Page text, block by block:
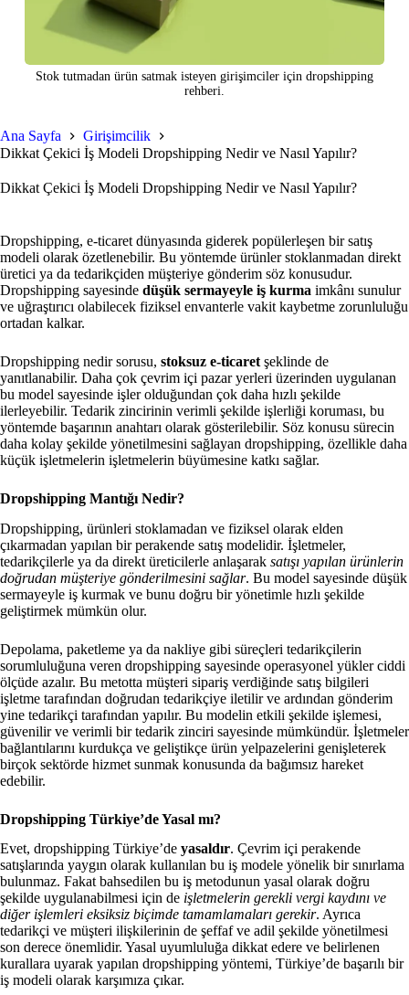
Stok tutmadan ürün satmak isteyen girişimciler için dropshipping
rehberi.
Ana Sayfa
Girişimcilik
Dikkat Çekici İş Modeli Dropshipping Nedir ve Nasıl Yapılır?
Dikkat Çekici İş Modeli Dropshipping Nedir ve Nasıl Yapılır?
Dropshipping, e-ticaret dünyasında giderek popülerleşen bir satış
modeli olarak özetlenebilir. Bu yöntemde ürünler stoklanmadan direkt
üretici ya da tedarikçiden müşteriye gönderim söz konusudur.
Dropshipping sayesinde düşük sermayeyle iş kurma imkânı sunulur
ve uğraştırıcı olabilecek fiziksel envanterle vakit kaybetme zorunluluğu
ortadan kalkar.
Dropshipping nedir sorusu, stoksuz e-ticaret şeklinde de
yanıtlanabilir. Daha çok çevrim içi pazar yerleri üzerinden uygulanan
bu model sayesinde işler olduğundan çok daha hızlı şekilde
ilerleyebilir. Tedarik zincirinin verimli şekilde işlerliği koruması, bu
yöntemde başarının anahtarı olarak gösterilebilir. Söz konusu sürecin
daha kolay şekilde yönetilmesini sağlayan dropshipping, özellikle daha
küçük işletmelerin işletmelerin büyümesine katkı sağlar.
Dropshipping Mantığı Nedir?
Dropshipping, ürünleri stoklamadan ve fiziksel olarak elden
çıkarmadan yapılan bir perakende satış modelidir. İşletmeler,
tedarikçilerle ya da direkt üreticilerle anlaşarak satışı yapılan ürünlerin
doğrudan müşteriye gönderilmesini sağlar. Bu model sayesinde düşük
sermayeyle iş kurmak ve bunu doğru bir yönetimle hızlı şekilde
geliştirmek mümkün olur.
Depolama, paketleme ya da nakliye gibi süreçleri tedarikçilerin
sorumluluğuna veren dropshipping sayesinde operasyonel yükler ciddi
ölçüde azalır. Bu metotta müşteri sipariş verdiğinde satış bilgileri
işletme tarafından doğrudan tedarikçiye iletilir ve ardından gönderim
yine tedarikçi tarafından yapılır. Bu modelin etkili şekilde işlemesi,
güvenilir ve verimli bir tedarik zinciri sayesinde mümkündür. İşletmeler
bağlantılarını kurdukça ve geliştikçe ürün yelpazelerini genişleterek
birçok sektörde hizmet sunmak konusunda da bağımsız hareket
edebilir.
Dropshipping Türkiye’de Yasal mı?
Evet, dropshipping Türkiye’de yasaldır. Çevrim içi perakende
satışlarında yaygın olarak kullanılan bu iş modele yönelik bir sınırlama
bulunmaz. Fakat bahsedilen bu iş metodunun yasal olarak doğru
şekilde uygulanabilmesi için de işletmelerin gerekli vergi kaydını ve
diğer işlemleri eksiksiz biçimde tamamlamaları gerekir. Ayrıca
tedarikçi ve müşteri ilişkilerinin de şeffaf ve adil şekilde yönetilmesi
son derece önemlidir. Yasal uyumluluğa dikkat edere ve belirlenen
kurallara uyarak yapılan dropshipping yöntemi, Türkiye’de başarılı bir
iş modeli olarak karşımıza çıkar.